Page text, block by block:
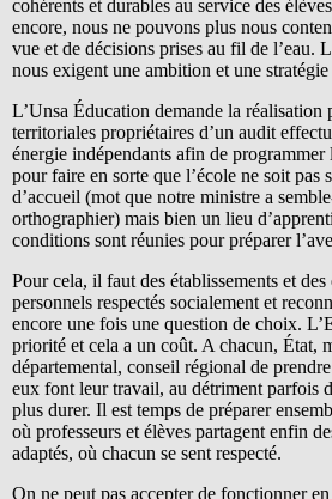
cohérents et durables au service des
encore, nous ne pouvons plus nous
vue et de décisions prises au fil de l’eau.
nous exigent une ambition et une
L’Unsa Éducation demande la réalisation
territoriales propriétaires d’un audit
énergie indépendants afin de programmer
pour faire en sorte que l’école ne soit pas
d’accueil (mot que notre ministre a
orthographier) mais bien un lieu
conditions sont réunies pour préparer
Pour cela, il faut des établissements et des
personnels respectés socialement et
encore une fois une question de choix.
priorité et cela a un coût. A chacun, État,
départemental, conseil régional de
eux font leur travail, au détriment parfois
plus durer. Il est temps de préparer
où professeurs et élèves partagent enfin
adaptés, où chacun se sent respecté.
On ne peut pas accepter de fonctionner